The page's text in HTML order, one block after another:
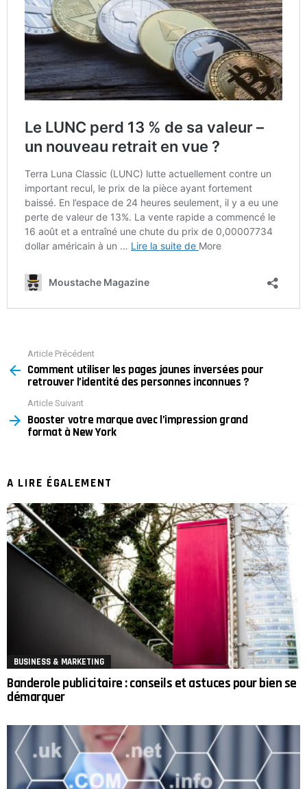
more
Article Précédent
Comment utiliser les pages jaunes inversées pour
retrouver l’identité des personnes inconnues ?
Article Suivant
Booster votre marque avec l’impression grand
format à New York
A LIRE ÉGALEMENT
BUSINESS & MARKETING
Banderole publicitaire : conseils et astuces pour bien se
démarquer